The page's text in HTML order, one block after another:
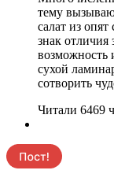
тему
салат из
знак отличия
возможность
сухой
сотворить
Читали 6469